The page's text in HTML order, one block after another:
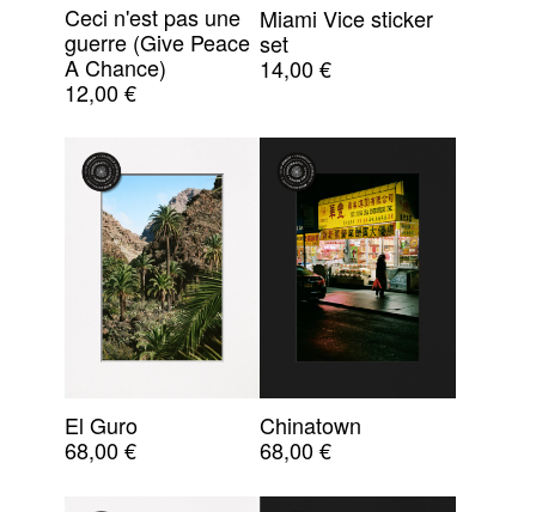
Ceci n'est pas une
guerre (Give Peace
A Chance)
12,00€
Miami Vice sticker
set
14,00€
El Guro
68,00€
Chinatown
68,00€